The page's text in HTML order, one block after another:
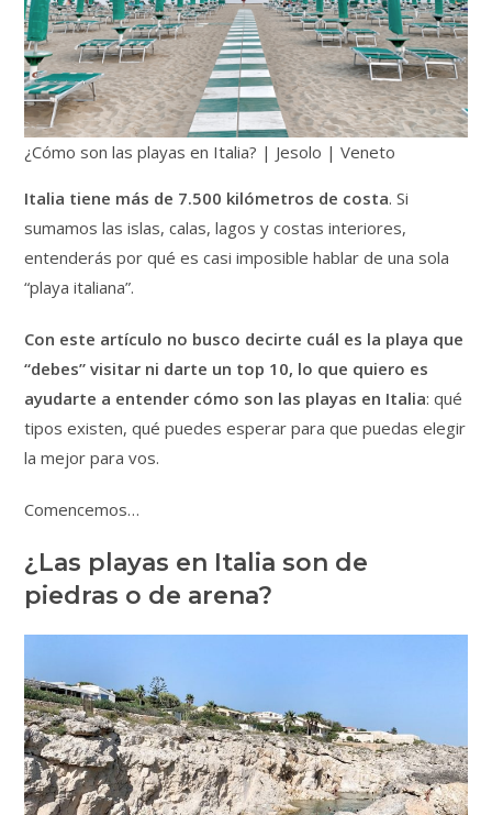
¿Cómo son las playas en Italia? | Jesolo | Veneto
Italia tiene más de 7.500 kilómetros de costa. Si
sumamos las islas, calas, lagos y costas interiores,
entenderás por qué es casi imposible hablar de una sola
“playa italiana”.
Con este artículo no busco decirte cuál es la playa que
“debes” visitar ni darte un top 10, lo que quiero es
ayudarte a entender cómo son las playas en Italia: qué
tipos existen, qué puedes esperar para que puedas elegir
la mejor para vos.
Comencemos…
¿Las playas en Italia son de
piedras o de arena?